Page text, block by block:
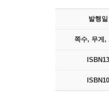
발행일
쪽수, 무게,
ISBN13
ISBN10